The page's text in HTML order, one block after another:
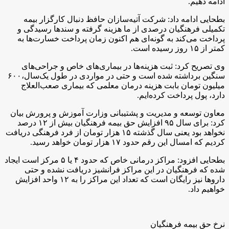
بطحایی ادامه داد: شرکت آتیه‌سازان حافظ دنبال کارگزار بیمه
تکمیلی فرهنگیان درصدی از ما هزینه گرفته و سندها رسیدگی و
پرداخت می‌کند به گونه‌ای هم اکنون زمان پرداخت خسارت‌ها به
کمتر از ۱۵ روز رسیده است.
وی تصریح کرد: ثبت هزینه‌ها در بیماری‌های خاص و جراحی‌های
سنگین برداشته شده است و حتی در مواردی در طول یک‌سال،۶۰۰
میلیون تومان بابت هزینه درمان معلمی که بیماری صعب‌العلاج
دارد، پول پرداخت کرده‌ایم.
معاون توسعه و مدیریت و پشتیبانی وزارت آموزش و پرورش بیان
کرد: برای سال ۹۵ افزایش حق بیمه فرهنگیان بیش از ۱۲ درصد
نخواهد بود یعنی سال گذشته ۱۵ هزار تومان از فرد فرهنگی دریافت
کردیم که امسال این رقم حدود ۱۷ هزار تومان خواهد رسید.
بطحایی افزود: مراکز درمانی خاص که حدود ۴ یا ۵ مرکز است ایجاد
شده که فرهنگیان در این مراکز فرانشیز دریافت نشده و حتی
داروها نیز رایگان است که تعداد این مراکز را به ۱۲ واحد افزایش
خواهیم داد.
نرخ حق بیمه فرهنگیان